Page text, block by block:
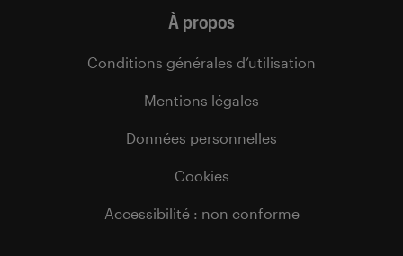
À propos
Conditions générales d’utilisation
Mentions légales
Données personnelles
Cookies
Accessibilité : non conforme